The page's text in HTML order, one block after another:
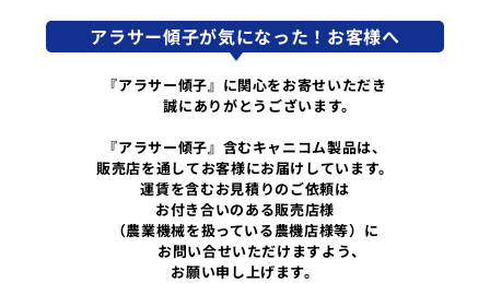
アラサー傾子が気になった！お客様へ
『アラサー傾子』に関心をお寄せいただき
誠にありがとうございます。
『アラサー傾子』含むキャニコム製品は、
販売店を通してお客様にお届けしています。
運賃を含むお見積りのご依頼は
お付き合いのある販売店様
（農業機械を扱っている農機店様等）に
お問い合せいただけますよう、
お願い申し上げます。